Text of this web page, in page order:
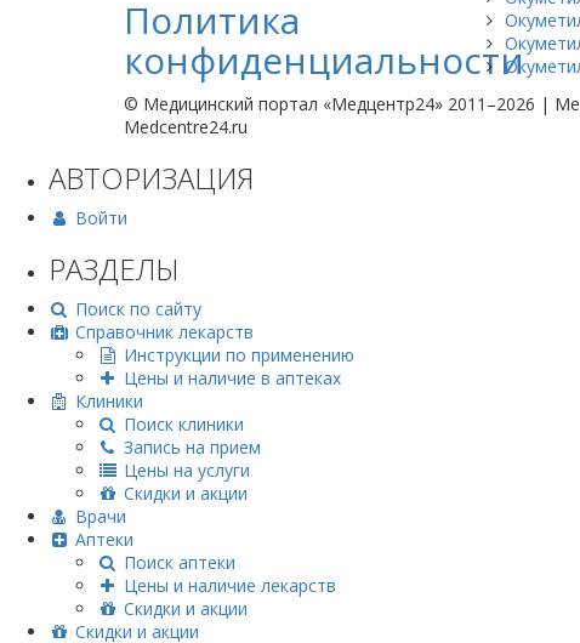
Политика
конфиденциальности
© Медицинский портал «Медцентр24» 2011–2026 |
Medcentre24.ru
АВТОРИЗАЦИЯ
Войти
РАЗДЕЛЫ
Поиск по сайту
Справочник лекарств
Инструкции по применению
Цены и наличие в аптеках
Клиники
Поиск клиники
Запись на прием
Цены на услуги
Скидки и акции
Врачи
Аптеки
Поиск аптеки
Цены и наличие лекарств
Скидки и акции
Скидки и акции